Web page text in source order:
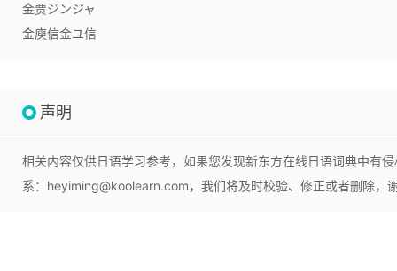
金贾ジンジャ
金庾信金ユ信
声明
相关内容仅供日语学习参考，如果您发现新东方在线日语词典中有
系：heyiming@koolearn.com，我们将及时校验、修正或者删除，